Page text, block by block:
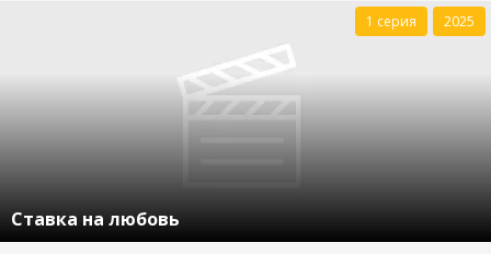
Ставка на любовь
1 серия 2025